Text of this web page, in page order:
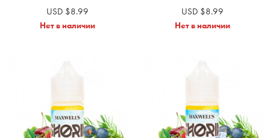
USD $8.99
Нет в наличии
USD $8.99
Нет в наличии